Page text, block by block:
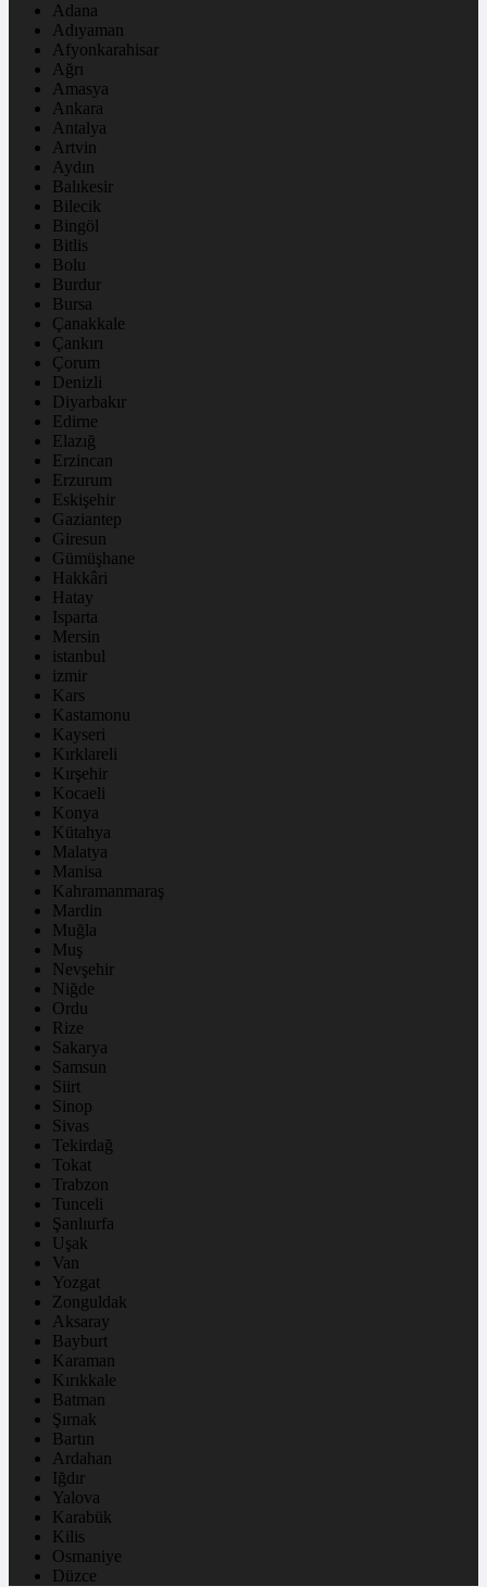
Adana
Adıyaman
Afyonkarahisar
Ağrı
Amasya
Ankara
Antalya
Artvin
Aydın
Balıkesir
Bilecik
Bingöl
Bitlis
Bolu
Burdur
Bursa
Çanakkale
Çankırı
Çorum
Denizli
Diyarbakır
Edirne
Elazığ
Erzincan
Erzurum
Eskişehir
Gaziantep
Giresun
Gümüşhane
Hakkâri
Hatay
Isparta
Mersin
istanbul
izmir
Kars
Kastamonu
Kayseri
Kırklareli
Kırşehir
Kocaeli
Konya
Kütahya
Malatya
Manisa
Kahramanmaraş
Mardin
Muğla
Muş
Nevşehir
Niğde
Ordu
Rize
Sakarya
Samsun
Siirt
Sinop
Sivas
Tekirdağ
Tokat
Trabzon
Tunceli
Şanlıurfa
Uşak
Van
Yozgat
Zonguldak
Aksaray
Bayburt
Karaman
Kırıkkale
Batman
Şırnak
Bartın
Ardahan
Iğdır
Yalova
Karabük
Kilis
Osmaniye
Düzce